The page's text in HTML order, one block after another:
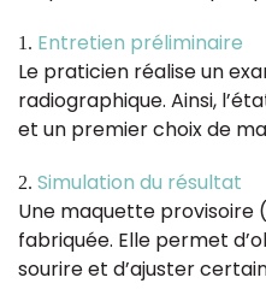
Entretien préliminaire
Le praticien réalise un
radiographique. Ainsi,
et un premier choix de
Simulation du résultat
Une maquette
fabriquée. Elle permet
sourire et d’ajuster